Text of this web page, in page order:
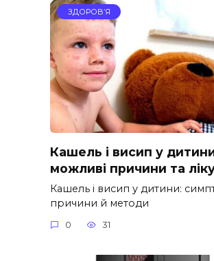
ЗДОРОВ’Я
Кашель і висип у
можливі причини та
Кашель і висип у дитини:
причини й методи
0 31